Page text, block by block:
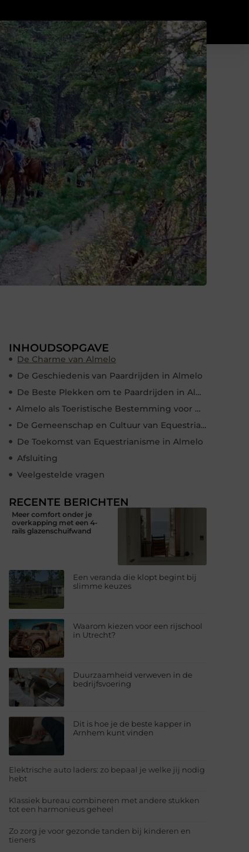
INHOUDSOPGAVE
De Charme van Almelo
De Geschiedenis van Paardrijden in Almelo
De Beste Plekken om te Paardrijden in Almelo
Almelo als Toeristische Bestemming voor Paardrijden in Almelo
De Gemeenschap en Cultuur van Equestrianisme in Almelo
De Toekomst van Equestrianisme in Almelo
Afsluiting
Veelgestelde vragen
RECENTE BERICHTEN
Meer comfort onder je
overkapping met een 4-
rails glazenschuifwand
Een veranda die klopt begint bij
slimme keuzes
Waarom kiezen voor een rijschool
in Utrecht?
Duurzaamheid verweven in de
bedrijfsvoering
Dit is hoe je de beste kapper in
Arnhem kunt vinden
Elektrische auto laders: zo bepaal je welke jij nodig
hebt
Klassiek bureau combineren met andere stukken
tot een harmonieus geheel
Zo zorg je voor gezonde tanden bij kinderen en
tieners